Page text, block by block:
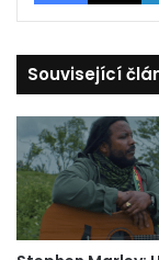
Související